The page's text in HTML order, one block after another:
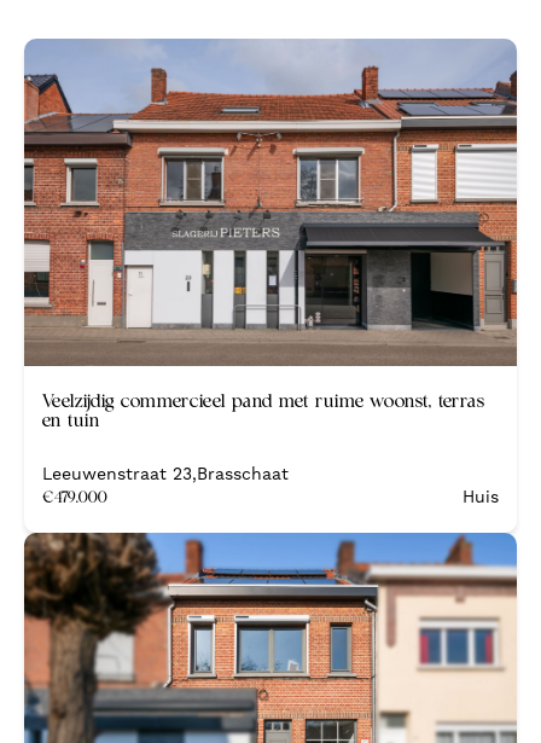
Veelzijdig commercieel pand met ruime woonst, terras
en tuin
Leeuwenstraat 23,Brasschaat
€479.000 Huis